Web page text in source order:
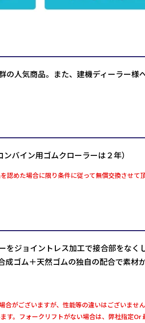
人気商品。また、建機ディーラー様
バイン用ゴムクローラーは２年）
めた場合に限り条件に従って無償交換させて
ジョイントレス加工で接合部をなく
ゴム＋天然ゴムの独自の配合で素材
がございますが、性能等の違いはございません
。フォークリフトがない場合は、弊社指定Or